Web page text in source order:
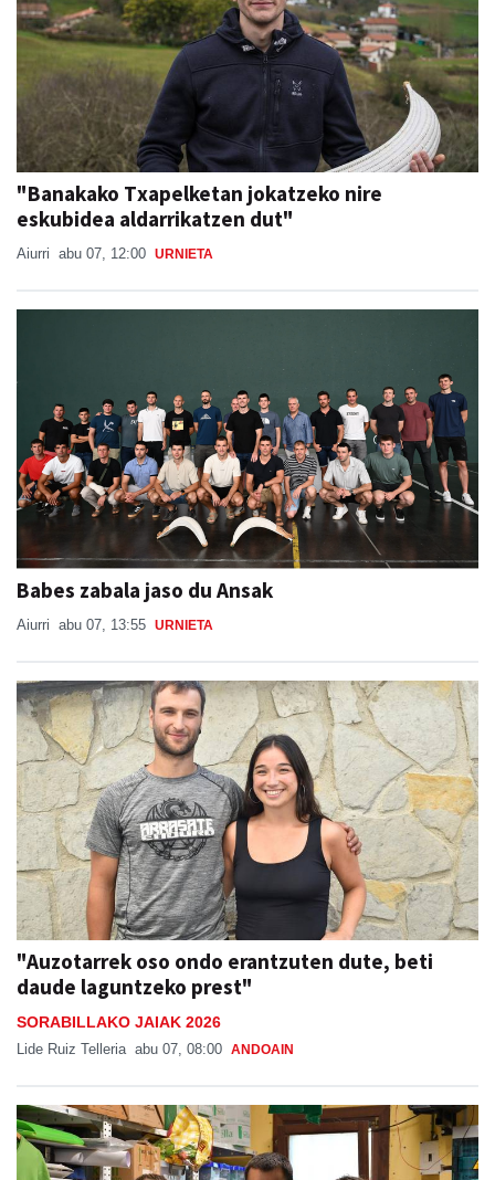
"Banakako Txapelketan jokatzeko nire
eskubidea aldarrikatzen dut"
Aiurri abu 07, 12:00 URNIETA
Babes zabala jaso du Ansak
Aiurri abu 07, 13:55 URNIETA
"Auzotarrek oso ondo erantzuten dute, beti
daude laguntzeko prest"
SORABILLAKO JAIAK 2026
Lide Ruiz Telleria abu 07, 08:00 ANDOAIN